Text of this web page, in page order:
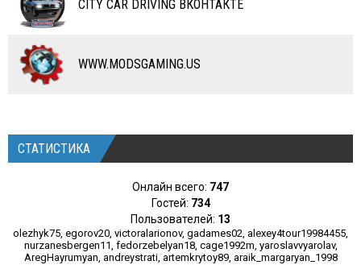
ПРОГРАММЫ
РАЗНОЕ
CITY CAR DRIVING ВКОНТАКТЕ
WWW.MODSGAMING.US
СТАТИСТИКА
Онлайн всего: 747
Гостей: 734
Пользователей: 13
olezhyk75, egorov20, victoralarionov, gadames02, alexey4tour19984455,
nurzanesbergen11, fedorzebelyan18, cage1992m, yaroslavvyarolav,
AregHayrumyan, andreystrati, artemkrytoy89, araik_margaryan_1998